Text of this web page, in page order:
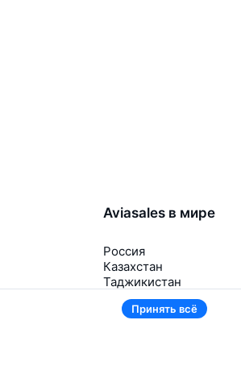
Aviasales в мире
Россия
Казахстан
Таджикистан
Узбекистан
Кыргызстан
Принять всё